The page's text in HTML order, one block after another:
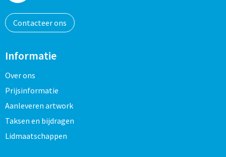
Contacteer ons
Informatie
Over ons
Prijsinformatie
Aanleveren artwork
Taksen en bijdragen
Lidmaatschappen